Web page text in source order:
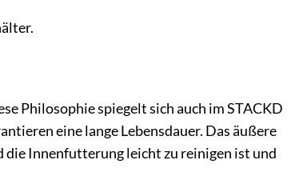
Philosophie spiegelt sich auch im STACKD
eine lange Lebensdauer. Das äußere
die Innenfutterung leicht zu reinigen ist und